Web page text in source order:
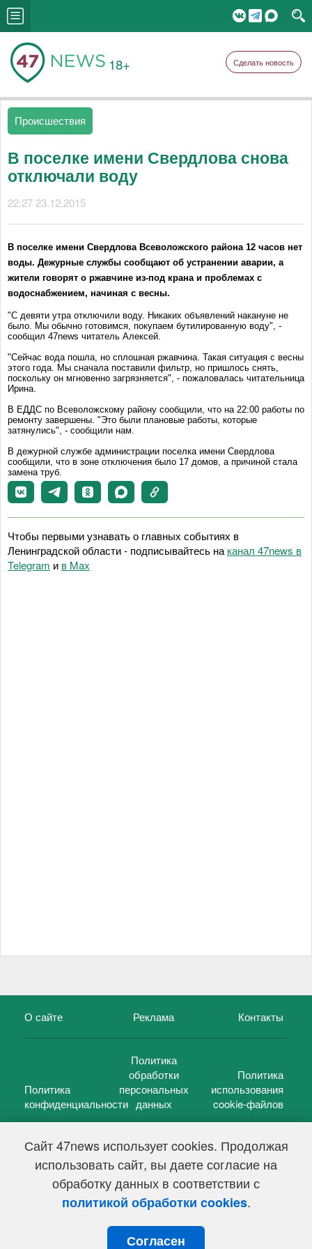
Сайт 47news использует cookies. Продолжая
использовать сайт, вы даете согласие на
обработку данных в соответствии с
политикой обработки cookies.
Согласен
18+ Сделать новость
Происшествия
В поселке имени Свердлова снова
отключали воду
22:27 23.12.2015
В поселке имени Свердлова Всеволожского района 12 часов нет
воды. Дежурные службы сообщают об устранении аварии, а
жители говорят о ржавчине из-под крана и проблемах с
водоснабжением, начиная с весны.
"С девяти утра отключили воду. Никаких объявлений накануне не
было. Мы обычно готовимся, покупаем бутилированную воду", -
сообщил 47news читатель Алексей.
"Сейчас вода пошла, но сплошная ржавчина. Такая ситуация с весны
этого года. Мы сначала поставили фильтр, но пришлось снять,
поскольку он мгновенно загрязняется", - пожаловалась читательница
Ирина.
В ЕДДС по Всеволожскому району сообщили, что на 22:00 работы по
ремонту завершены. "Это были плановые работы, которые
затянулись", - сообщили нам.
В дежурной службе администрации поселка имени Свердлова
сообщили, что в зоне отключения было 17 домов, а причиной стала
замена труб.
Чтобы первыми узнавать о главных событиях в
Ленинградской области - подписывайтесь на канал 47news в
Telegram и в Maх
О сайте Реклама Контакты
Политика
конфиденциальности
Политика
обработки
персональных
данных
Политика
использования
cookie-файлов
47 новостей (47 news)2005 — 2026 г.
Свидетельство о регистрации СМИ Эл № ФС 77-39848, выдано
Федеральной службой по надзору в сфере связи,
информационных технологий и массовых коммуникаций